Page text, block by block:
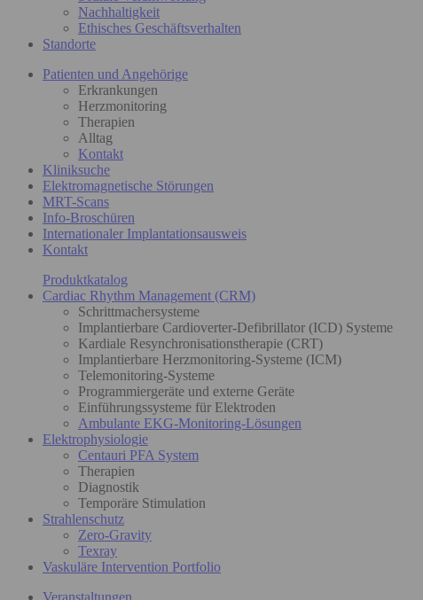
Nachhaltigkeit
Ethisches Geschäftsverhalten
Standorte
Patienten und Angehörige
Erkrankungen
Herzmonitoring
Therapien
Alltag
Kontakt
Kliniksuche
Elektromagnetische Störungen
MRT-Scans
Info-Broschüren
Internationaler Implantationsausweis
Kontakt
Produktkatalog
Cardiac Rhythm Management (CRM)
Schrittmachersysteme
Implantierbare Cardioverter-Defibrillator (ICD) Systeme
Kardiale Resynchronisationstherapie (CRT)
Implantierbare Herzmonitoring-Systeme (ICM)
Telemonitoring-Systeme
Programmiergeräte und externe Geräte
Einführungssysteme für Elektroden
Ambulante EKG-Monitoring-Lösungen
Elektrophysiologie
Centauri PFA System
Therapien
Diagnostik
Temporäre Stimulation
Strahlenschutz
Zero-Gravity
Texray
Vaskuläre Intervention Portfolio
Veranstaltungen